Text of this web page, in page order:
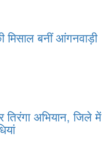
बनीं आंगनवाड़ी
अभियान, जिले में